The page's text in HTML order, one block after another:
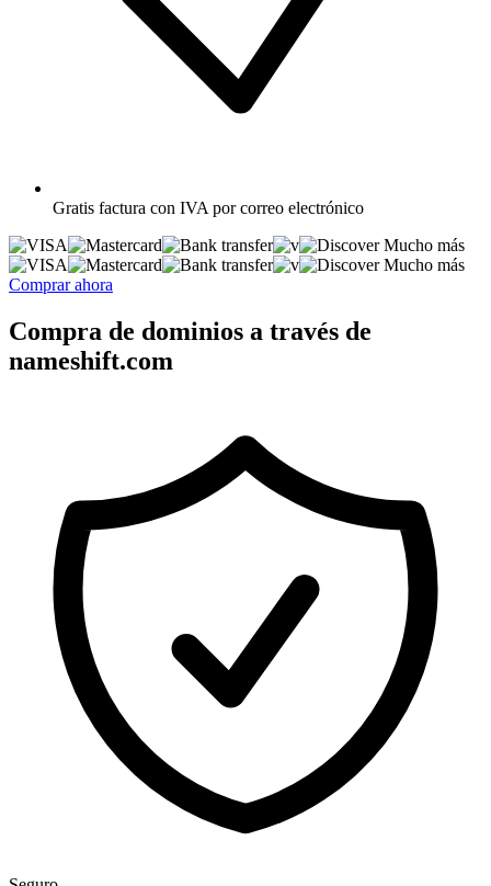
Gratis factura con IVA por correo electrónico
Mucho más
Mucho más
Comprar ahora
Compra de dominios a través de
nameshift.com